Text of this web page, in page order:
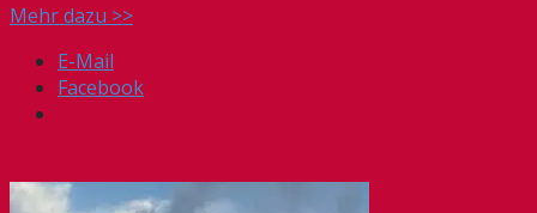
Mehr dazu >>
E-Mail
Facebook